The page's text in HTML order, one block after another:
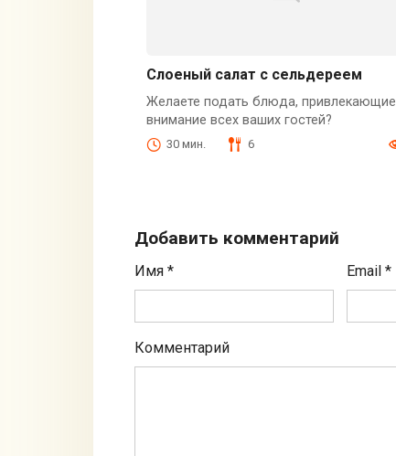
Слоеный салат с сельдереем
Желаете подать блюда, привлекающие
внимание всех ваших гостей?
30 мин. 6
Добавить комментарий
Имя * Email*
Комментарий